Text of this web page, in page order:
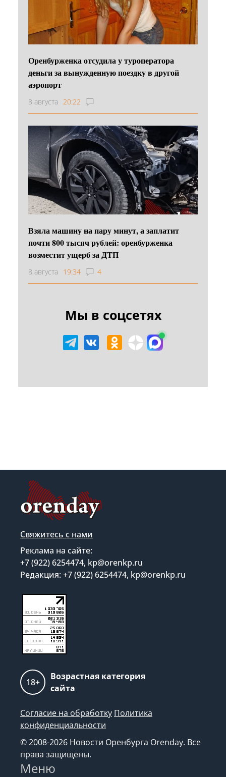
Оренбурженка отсудила у туроператора
деньги за вынужденную поездку в другой
аэропорт
8 августа 20:22
Взяла машину на пару минут, а заплатит
почти 800 тысяч рублей: оренбурженка
возместит ущерб за ДТП
8 августа 19:34 4
Мы в соцсетях
Свяжитесь с нами
Реклама на сайте:
+7 (922) 6254474, kp@orenkp.ru
Редакция: +7 (922) 6254474, kp@orenkp.ru
18+
Возрастная категория
сайта
Согласие на обработку Политика
конфиденциальности
© 2008-2026 Новости Оренбурга Orenday. Все
права защищены.
Меню